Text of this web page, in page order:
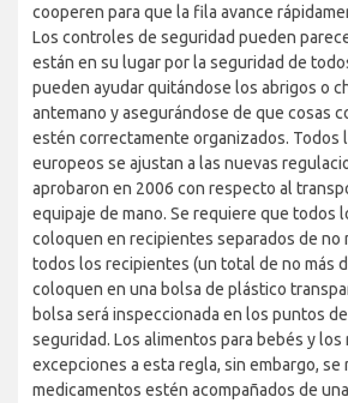
cooperen para que la fila avance
Los controles de seguridad pueden
están en su lugar por la seguridad de
pueden ayudar quitándose los abrigos o
antemano y asegurándose de que cosas
estén correctamente organizados. Todos
europeos se ajustan a las nuevas
aprobaron en 2006 con respecto al
equipaje de mano. Se requiere que todos
coloquen en recipientes separados de no
todos los recipientes (un total de no más
coloquen en una bolsa de plástico
bolsa será inspeccionada en los puntos
seguridad. Los alimentos para bebés y los
excepciones a esta regla, sin embargo, se
medicamentos estén acompañados de